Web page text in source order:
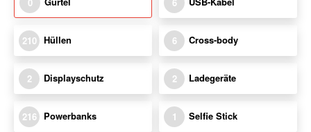
210 Hüllen 6 Cross-body
2 Displayschutz 2 Ladegeräte
216 Powerbanks 1 Selfie Stick